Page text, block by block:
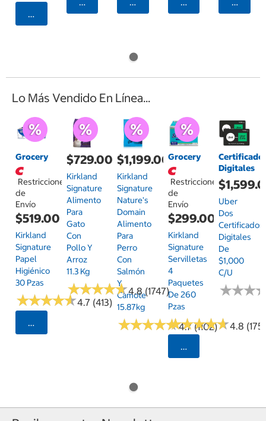
Agregar
Lo Más Vendido En Línea...
Grocery
Restricciones
de
Envío
$519.00
Kirkland
Signature
Papel
Higiénico
30 Pzas
★★★★★
★★★★★4.7 (413)
Seleccionar Código Postal
$729.00
Kirkland
Signature
Alimento
Para
Gato
Con
Pollo Y
Arroz
11.3 Kg
★★★★★
★★★★★4.8 (1747)
$1,199.00
Kirkland
Signature
Nature's
Domain
Alimento
Para
Perro
Con
Salmón
Y
Camote
15.87kg
★★★★★
★★★★★4.7 (1102)
Grocery
Restricciones
de
Envío
$299.00
Kirkland
Signature
Servilletas
4
Paquetes
De 260
Pzas
★★★★★
★★★★★4.8 (175)
Seleccionar
Digitales
Uber
Dos
Certificados
Digitales
De
$1,000
C/u
★★★
★★★